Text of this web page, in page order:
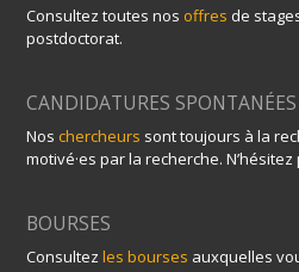
Consultez toutes nos offres de
postdoctorat.
CANDIDATURES SPONTANÉES
Noschercheurs sont toujours à la
motivé·es par la recherche.
BOURSES
Consultezles bourses auxquelles